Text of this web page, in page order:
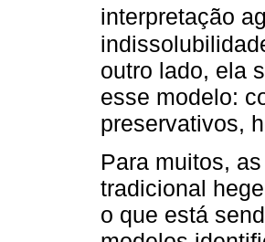
interpretação
outro lado, ela
esse modelo:
preservativos,
Para muitos,
tradicional
o que está